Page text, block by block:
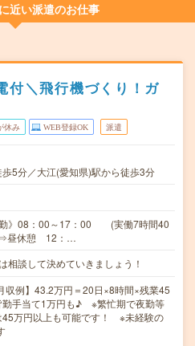
近い派遣のお仕事
付＼飛行機づくり！ガ
休み WEB登録OK 派遣
5分／大江(愛知県)駅から徒歩3分
勤》08：00～17：00 (実働7時間40
休憩 12：…
談して決めていきましょう！
例】43.2万円＝20日×8時間×残業45
手当て1万円も♪ ※繁忙期で夜勤等
45万円以上も可能です！ ※未経験の